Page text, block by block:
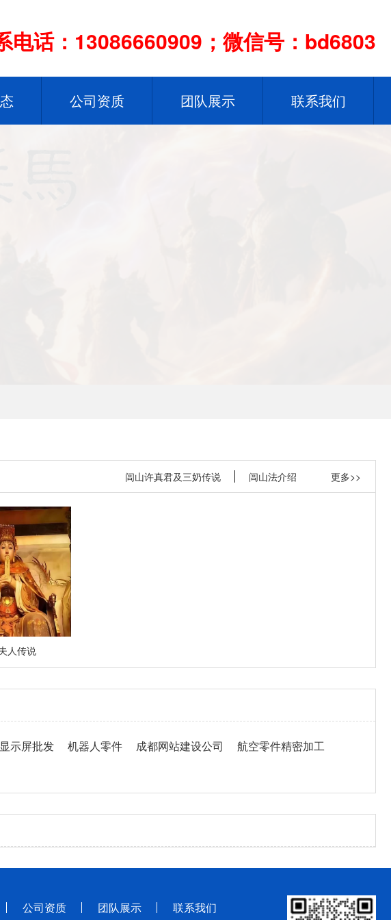
电话：13086660909；微信号：bd6803
公司资质 团队展示 联系我们
更多>>
闾山许真君及三奶传说 闾山法介绍
人传说
示屏批发 机器人零件 成都网站建设公司
航空零件精密加工
公司资质 团队展示 联系我们